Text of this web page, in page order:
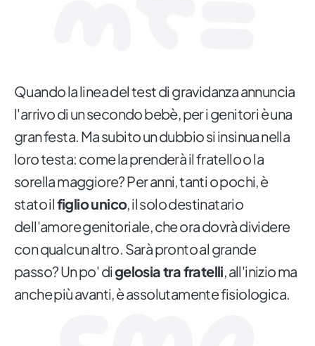
Quando la linea del test di gravidanza annuncia
l'arrivo di un secondo bebè, per i genitori è una
gran festa. Ma subito un dubbio si insinua nella
loro testa: come la prenderà il fratello o la
sorella maggiore? Per anni, tanti o pochi, è
stato ilfiglio unico, il solo destinatario
dell'amore genitoriale, che ora dovrà dividere
con qualcun altro. Sarà pronto al grande
passo? Un po' digelosia tra fratelli, all'inizio ma
anche più avanti, è assolutamente fisiologica.